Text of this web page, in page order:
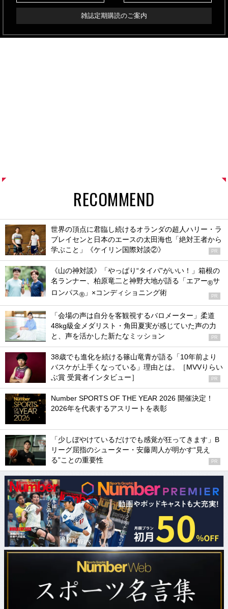
雑誌定期購読のご案内
RECOMMEND
世界の頂点に君臨し続けるオランダの超人ハリー・ラ
ブレイセンと日本のエースの太田海也「絶対王者から
学ぶこと」《ケイリン国際対談②》
PR
《山の神対談》「やっぱり“タイパ”がいい！」箱根の
名ランナー、柏原竜二と神野大地が語る「エアー®サ
ロンパス® 」×コンディショニング術 PR
「会場の声は自分を客観視するバロメーター」柔道
48kg級金メダリスト・角田夏実が感じていた声の力
と、声を活かした新たなミッション
PR
38歳でも進化を続ける篠山竜青が語る「10年前より
バスケが上手くなっている」理由とは。［MVVりらい
ぶ賞 受賞者インタビュー］
PR
Number SPORTS OF THE YEAR 2026 開催決定！
2026年を代表するアスリートを表彰
「少しぼやけているだけでも感覚が狂ってきます」B
リーグ屈指のシューター・安藤周人が明かす“見え
る”ことの重要性
PR